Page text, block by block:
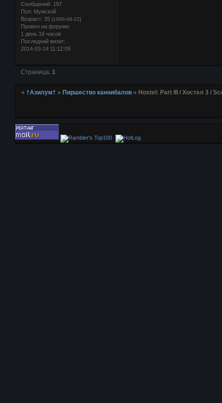
Сообщений: 197
Пол: Мужской
Возраст: 35 [1990-08-22]
Провел на форуме:
1 день 16 часов
Последний визит:
2014-03-14 11:12:09
Страница: 1
»†Азилум† » Пиршество каннибалов » Hostel: Part III / Хостел 3 /